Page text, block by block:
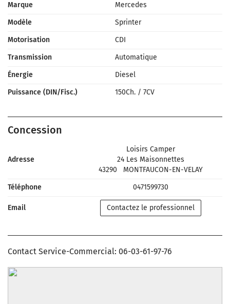
Marque
Mercedes
Modèle
Sprinter
Motorisation
CDI
Transmission
Automatique
Énergie
Diesel
Puissance (DIN/Fisc.)
150Ch. / 7CV
Concession
Adresse
Loisirs Camper
24 Les Maisonnettes
43290
MONTFAUCON-EN-VELAY
Téléphone
0471599730
Email Contactez le professionnel
Contact Service-Commercial: 06-03-61-97-76